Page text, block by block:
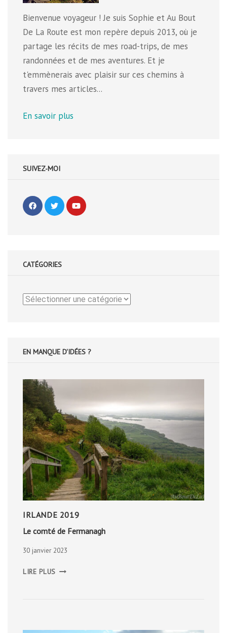
Bienvenue voyageur ! Je suis Sophie et Au Bout
De La Route est mon repère depuis 2013, où je
partage les récits de mes road-trips, de mes
randonnées et de mes aventures. Et je
t'emmènerais avec plaisir sur ces chemins à
travers mes articles...
En savoir plus
SUIVEZ-MOI
CATÉGORIES
Catégories
EN MANQUE D'IDÉES ?
IRLANDE 2019
Le comté de Fermanagh
30 janvier 2023
LIRE PLUS COMTÉ